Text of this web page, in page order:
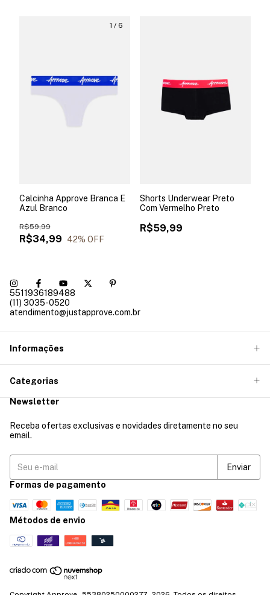
1 / 6
Calcinha Approve Branca E
Azul Branco
R$34,99
R$59,99
42% OFF
Shorts Underwear Preto
Com Vermelho Preto
R$59,99
5511936189488
(11) 3035-0520
atendimento@justapprove.com.br
Informações
Categorias
Newsletter
Receba ofertas exclusivas e novidades diretamente no seu
email.
Formas de pagamento
Métodos de envio